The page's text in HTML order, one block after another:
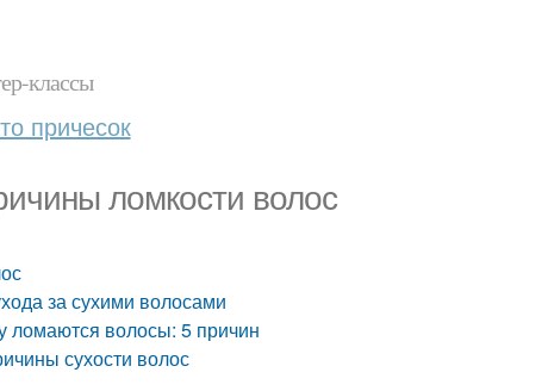
классы
причесок
ломкости волос
за сухими волосами
ломаются волосы: 5 причин
сухости волос